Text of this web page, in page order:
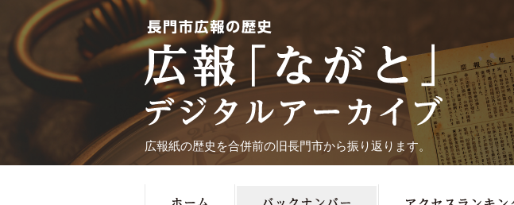
広報紙の歴史を合併前の旧長門市から振り返ります。